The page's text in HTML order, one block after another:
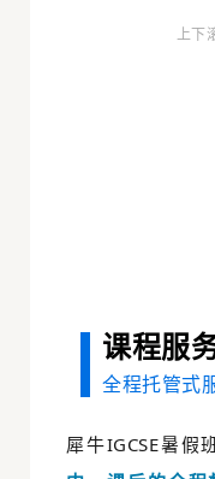
上下
课程服
全程托管式
犀牛IGCSE暑假